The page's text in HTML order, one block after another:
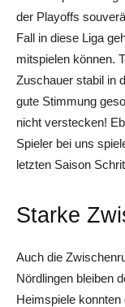
der Playoffs
Fall in diese Liga
mitspielen können.
Zuschauer stabil in
gute Stimmung
nicht verstecken!
Spieler bei uns
letzten Saison
Starke
Auch die
Nördlingen bleiben
Heimspiele